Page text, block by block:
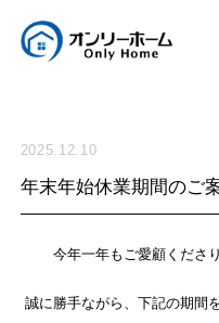
2025.12.10
年末年始休業期間のご
今年一年もご愛顧くださ
誠に勝手ながら、下記の期間